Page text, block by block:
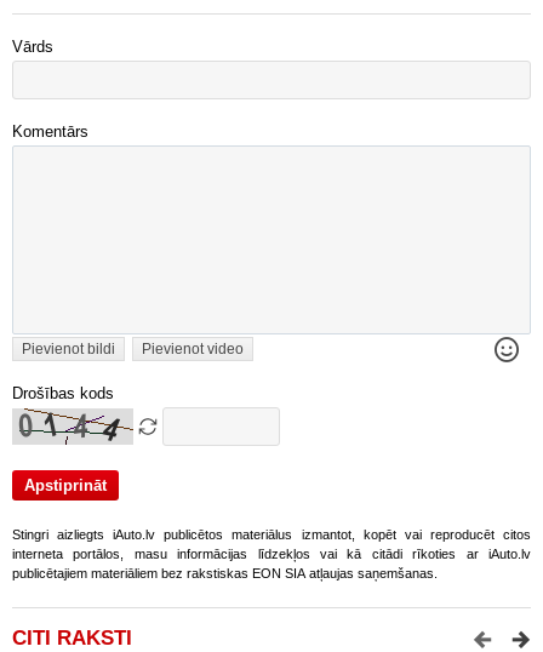
Vārds
Komentārs
Pievienot bildi Pievienot video
Drošības kods
Stingri aizliegts iAuto.lv publicētos materiālus izmantot, kopēt vai reproducēt citos
interneta portālos, masu informācijas līdzekļos vai kā citādi rīkoties ar iAuto.lv
publicētajiem materiāliem bez rakstiskas EON SIA atļaujas saņemšanas.
CITI RAKSTI